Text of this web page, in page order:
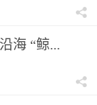
海 “鲸...